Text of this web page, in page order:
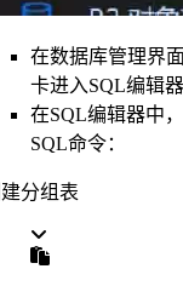
在数据库管理界
卡进入SQL编辑器
在SQL编辑器中
SQL命令：
分组表